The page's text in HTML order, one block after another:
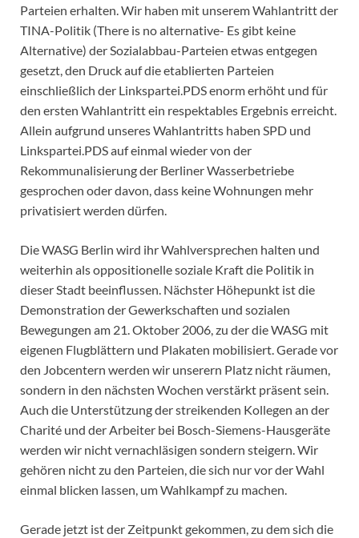
Parteien erhalten. Wir haben mit unserem Wahlantritt der
TINA-Politik (There is no alternative- Es gibt keine
Alternative) der Sozialabbau-Parteien etwas entgegen
gesetzt, den Druck auf die etablierten Parteien
einschließlich der Linkspartei.PDS enorm erhöht und für
den ersten Wahlantritt ein respektables Ergebnis erreicht.
Allein aufgrund unseres Wahlantritts haben SPD und
Linkspartei.PDS auf einmal wieder von der
Rekommunalisierung der Berliner Wasserbetriebe
gesprochen oder davon, dass keine Wohnungen mehr
privatisiert werden dürfen.
Die WASG Berlin wird ihr Wahlversprechen halten und
weiterhin als oppositionelle soziale Kraft die Politik in
dieser Stadt beeinflussen. Nächster Höhepunkt ist die
Demonstration der Gewerkschaften und sozialen
Bewegungen am 21. Oktober 2006, zu der die WASG mit
eigenen Flugblättern und Plakaten mobilisiert. Gerade vor
den Jobcentern werden wir unserern Platz nicht räumen,
sondern in den nächsten Wochen verstärkt präsent sein.
Auch die Unterstützung der streikenden Kollegen an der
Charité und der Arbeiter bei Bosch-Siemens-Hausgeräte
werden wir nicht vernachläsigen sondern steigern. Wir
gehören nicht zu den Parteien, die sich nur vor der Wahl
einmal blicken lassen, um Wahlkampf zu machen.
Gerade jetzt ist der Zeitpunkt gekommen, zu dem sich die